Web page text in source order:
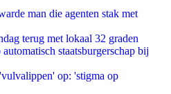
man die agenten stak met
terug met lokaal 32 graden
staatsburgerschap bij
op: 'stigma op